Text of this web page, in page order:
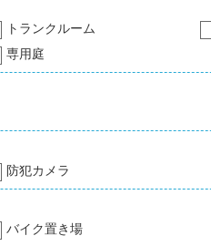
トランクルーム
専用庭
防犯カメラ
バイク置き場